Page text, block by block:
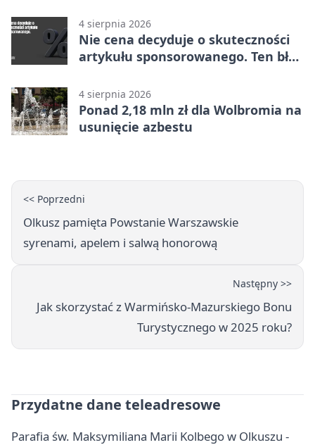
4 sierpnia 2026
Nie cena decyduje o skuteczności
artykułu sponsorowanego. Ten błąd
4 sierpnia 2026
Ponad 2,18 mln zł dla Wolbromia na
usunięcie azbestu
<< Poprzedni
Olkusz pamięta Powstanie Warszawskie
syrenami, apelem i salwą honorową
Następny >>
Jak skorzystać z Warmińsko-Mazurskiego Bonu
Turystycznego w 2025 roku?
Przydatne dane teleadresowe
Parafia św. Maksymiliana Marii Kolbego w Olkuszu -